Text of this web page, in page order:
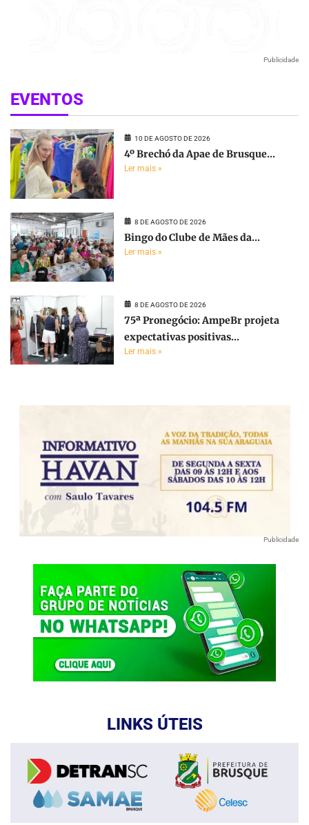
Publicidade
EVENTOS
10 DE AGOSTO DE 2026
4º Brechó da Apae de Brusque...
Ler mais »
8 DE AGOSTO DE 2026
Bingo do Clube de Mães da...
Ler mais »
8 DE AGOSTO DE 2026
75ª Pronegócio: AmpeBr projeta
expectativas positivas...
Ler mais »
Publicidade
LINKS ÚTEIS